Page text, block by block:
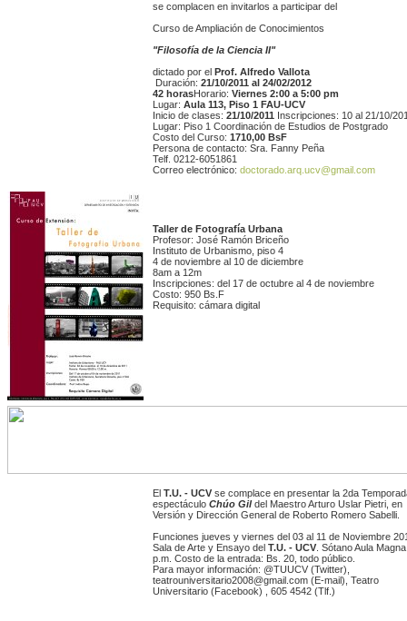
se complacen en invitarlos a participar del
Curso de Ampliación de Conocimientos
"Filosofía de la Ciencia II"
dictado por el Prof. Alfredo Vallota
Duración: 21/10/2011 al 24/02/2012
42 horasHorario: Viernes 2:00 a 5:00 pm
Lugar: Aula 113, Piso 1 FAU-UCV
Inicio de clases: 21/10/2011 Inscripciones: 10 al 21/10/
Lugar: Piso 1 Coordinación de Estudios de Postgrado
Costo del Curso: 1710,00 BsF
Persona de contacto: Sra. Fanny Peña
Telf. 0212-6051861
Correo electrónico: doctorado.arq.ucv@gmail.com
Taller de Fotografía Urbana
Profesor: José Ramón Briceño
Instituto de Urbanismo, piso 4
4 de noviembre al 10 de diciembre
8am a 12m
Inscripciones: del 17 de octubre al 4 de noviembre
Costo: 950 Bs.F
Requisito: cámara digital
El T.U. - UCV se complace en presentar la 2da
espectáculo Chúo Gildel Maestro Arturo Uslar Pietri, en
Versión y Dirección General de Roberto Romero Sabelli.
Funciones jueves y viernes del 03 al 11 de Noviembre
Sala de Arte y Ensayo del T.U. - UCV . Sótano Aula
p.m. Costo de la entrada: Bs. 20, todo público.
Para mayor información: @TUUCV (Twitter),
teatrouniversitario2008@gmail.com (E-mail), Teatro
Universitario (Facebook) , 605 4542 (Tlf.)